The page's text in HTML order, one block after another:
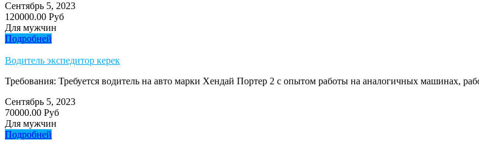
Сентябрь 5, 2023
120000.00 Руб
Для мужчин
Подробней
Водитель экспедитор керек
Требования: Требуется водитель на авто марки Хендай Портер 2 с опытом работы на аналогичных машинах,
Сентябрь 5, 2023
70000.00 Руб
Для мужчин
Подробней